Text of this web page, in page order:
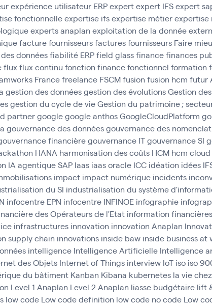
expérience utilisateur ERPexpertexpert IFSexpert
fonctionnelleexpertise ifsexpertise métierexpertise
experts anaplan exploitation de la donnée
facture fournisseursfactures fournisseurs Faire
donnéesfiabilité ERPfield glassfinancefinances
flux flux continu fonction financefonctionnel formation
Francefreelance FSCMfusion fusion hcm futur
gestion des donnéesgestion des évolutionsGestion
gestion du cycle de vieGestion du patrimoine ;
partnergooglegoogle anthosGoogleCloudPlatform
gouvernance des donnéesgouvernance des
financièregouvernance ITgouvernance SI
HANA harmonisation des coûts HCM hcm cloud
IA agentique SAP Iaas iaas oracle ICC idéation idées
impact impact numérique incidents
du SI industrialisation du système
infocentre EPN infocentre INFINOE infographie
des Opérateurs de l'Etat information financières
infrastructures innovation innovation Anaplan
supply chain innovations inside baw inside business at
intelligence Intelligence Artificielle Intelligence
des Objets Internet of Things interview IoT iso iso
du bâtiment Kanban Kibana kubernetes la vie
Level 1 Anaplan Level 2 Anaplan liasse budgétaire lift
low code Low code definition low code no code Low